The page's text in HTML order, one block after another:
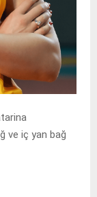
ve iç yan bağ